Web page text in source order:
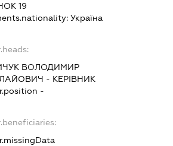
19
Україна
ВОЛОДИМИР
- КЕРІВНИК
-